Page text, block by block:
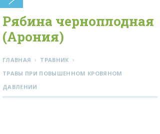
Рябина черноплодная
(Арония)
ГЛАВНАЯ › ТРАВНИК ›
ТРАВЫ ПРИ ПОВЫШЕННОМ КРОВЯНОМ
ДАВЛЕНИИ